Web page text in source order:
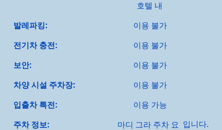
호텔 내
발레파킹:
이용 불가
전기차 충전:
이용 불가
보안:
이용 불가
차양 시설 주차장:
이용 불가
입출차 특전:
이용 가능
주차 정보:
마디 그라 주차 요 입니다.